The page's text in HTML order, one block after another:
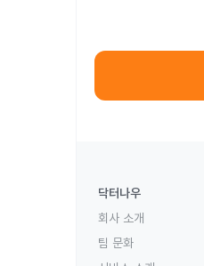
닥터나우
회사 소개
팀 문화